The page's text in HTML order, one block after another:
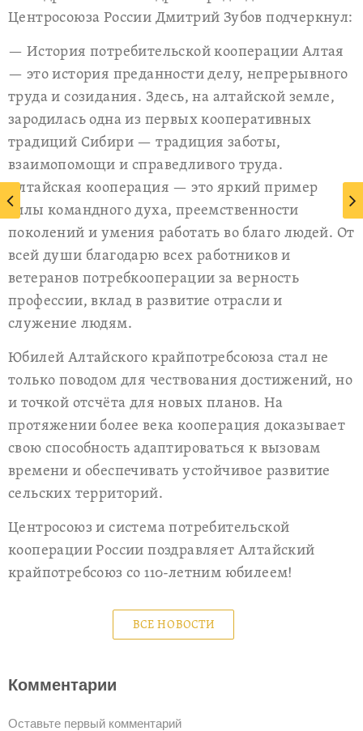
Центросоюза России Дмитрий Зубов подчеркнул:
— История потребительской кооперации Алтая
— это история преданности делу, непрерывного
труда и созидания. Здесь, на алтайской земле,
зародилась одна из первых кооперативных
традиций Сибири — традиция заботы,
взаимопомощи и справедливого труда.
Алтайская кооперация — это яркий пример
силы командного духа, преемственности
поколений и умения работать во благо людей. От
всей души благодарю всех работников и
ветеранов потребкооперации за верность
профессии, вклад в развитие отрасли и
служение людям.
Юбилей Алтайского крайпотребсоюза стал не
только поводом для чествования достижений, но
и точкой отсчёта для новых планов. На
протяжении более века кооперация доказывает
свою способность адаптироваться к вызовам
времени и обеспечивать устойчивое развитие
сельских территорий.
Центросоюз и система потребительской
кооперации России поздравляет Алтайский
крайпотребсоюз со 110-летним юбилеем!
ВСЕ НОВОСТИ
Комментарии
Оставьте первый комментарий